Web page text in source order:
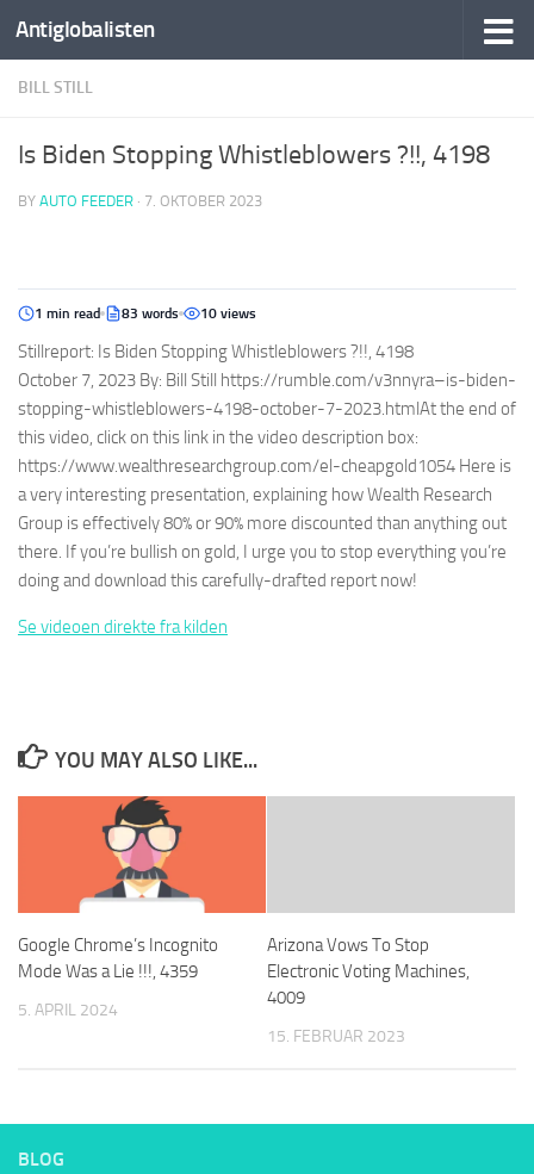
Antiglobalisten
BILL STILL
Is Biden Stopping Whistleblowers ?!!, 4198
BY AUTO FEEDER · 7. OKTOBER 2023
1 min read 83 words 10 views
Stillreport: Is Biden Stopping Whistleblowers ?!!, 4198
October 7, 2023 By: Bill Still https://rumble.com/v3nnyra–is-biden-
stopping-whistleblowers-4198-october-7-2023.htmlAt the end of
this video, click on this link in the video description box:
https://www.wealthresearchgroup.com/el-cheapgold1054 Here is
a very interesting presentation, explaining how Wealth Research
Group is effectively 80% or 90% more discounted than anything out
there. If you’re bullish on gold, I urge you to stop everything you’re
doing and download this carefully-drafted report now!
Se videoen direkte fra kilden
YOU MAY ALSO LIKE...
Google Chrome’s Incognito
Mode Was a Lie !!!, 4359
5. APRIL 2024
Arizona Vows To Stop
Electronic Voting Machines,
4009
15. FEBRUAR 2023
BLOG